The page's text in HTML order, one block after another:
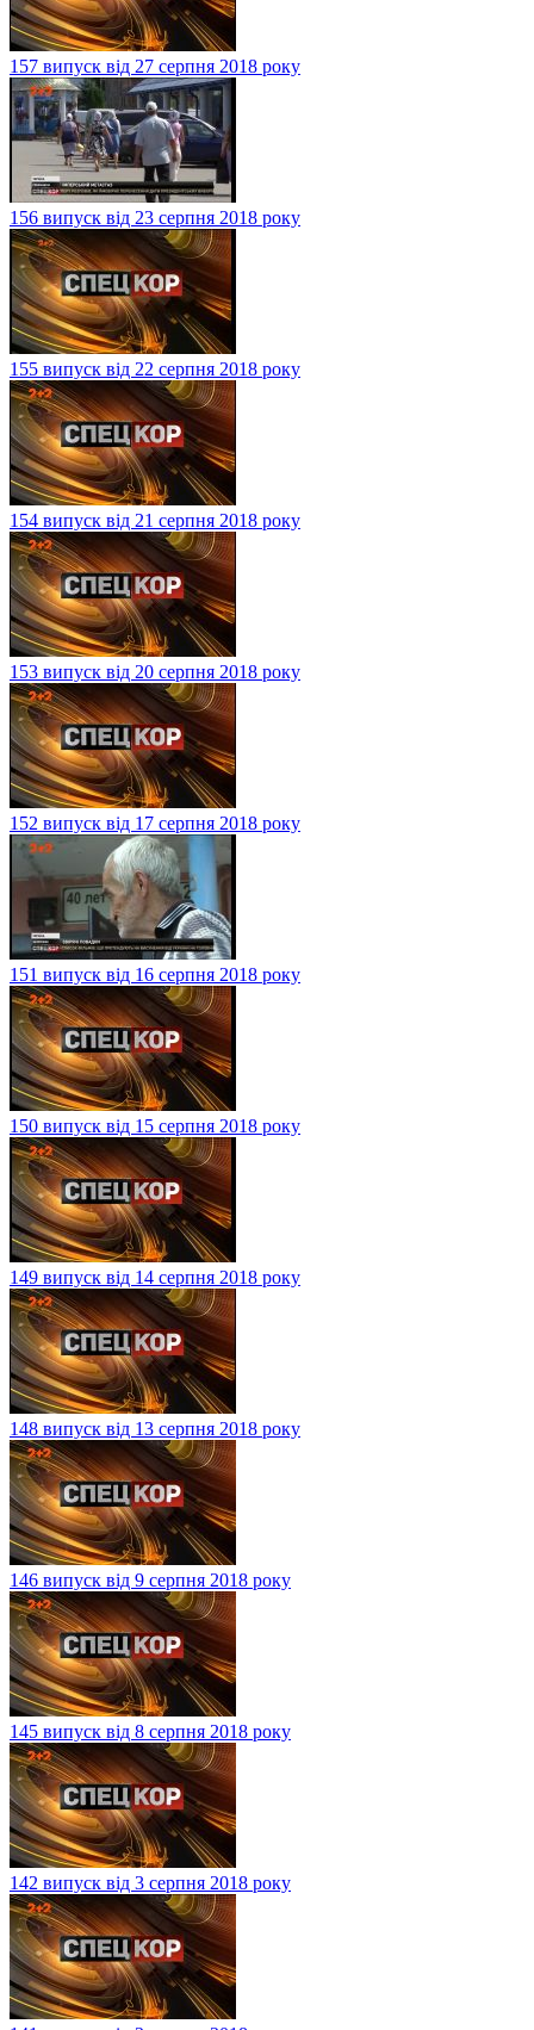
157 випуск від 27 серпня 2018 року
156 випуск від 23 серпня 2018 року
155 випуск від 22 серпня 2018 року
154 випуск від 21 серпня 2018 року
153 випуск від 20 серпня 2018 року
152 випуск від 17 серпня 2018 року
151 випуск від 16 серпня 2018 року
150 випуск від 15 серпня 2018 року
149 випуск від 14 серпня 2018 року
148 випуск від 13 серпня 2018 року
146 випуск від 9 серпня 2018 року
145 випуск від 8 серпня 2018 року
142 випуск від 3 серпня 2018 року